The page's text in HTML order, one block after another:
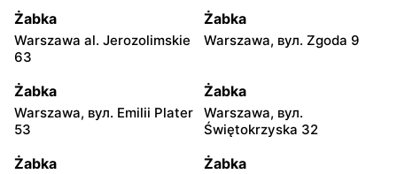
Żabka
Warszawa al. Jerozolimskie
63
Żabka
Warszawa, вул. Zgoda 9
Żabka
Warszawa, вул. Emilii Plater
53
Żabka
Warszawa, вул.
Świętokrzyska 32
Żabka Żabka